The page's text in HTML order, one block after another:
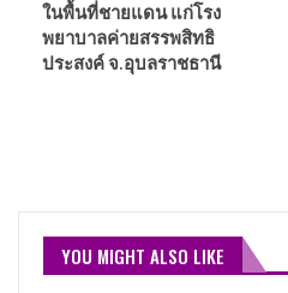
ในพื้นที่ชายแดน แก่โรง
พยาบาลค่ายสรรพสิทธิ
ประสงค์ จ.อุบลราชธานี
YOU MIGHT ALSO LIKE